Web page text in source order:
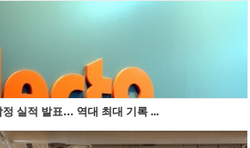
실적 발표… 역대 최대 기록 ...